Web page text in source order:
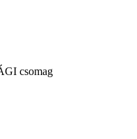
csomag